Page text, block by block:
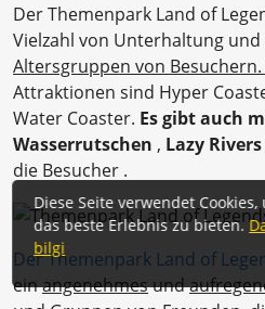
Der Themenpark Land of
Vielzahl von Unterhaltung
Altersgruppen von Besuchern.
Attraktionen sind Hyper
Water Coaster. Es gibt auch
Wasserrutschen , Lazy Rivers
die Besucher .
Der Themenpark Land of
einangenehmesund
Diese Seite verwendet
das beste Erlebnis zu bieten.
bilgi